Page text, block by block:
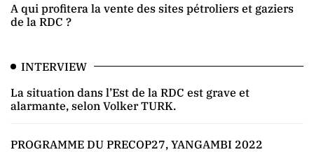
A qui profitera la vente des sites pétroliers et gaziers
de la RDC ?
INTERVIEW
La situation dans l’Est de la RDC est grave et
alarmante, selon Volker TURK.
PROGRAMME DU PRECOP27, YANGAMBI 2022